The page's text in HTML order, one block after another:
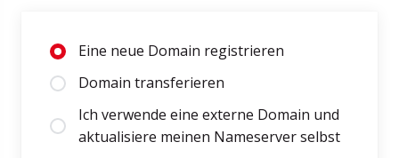
Eine neue Domain registrieren
Domain transferieren
Ich verwende eine externe Domain und
aktualisiere meinen Nameserver selbst